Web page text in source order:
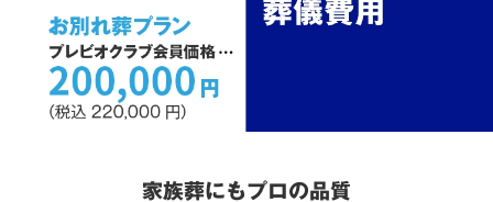
事前の相談・手順・方法
来館予約
よくある質問
家族葬にもプロの品質